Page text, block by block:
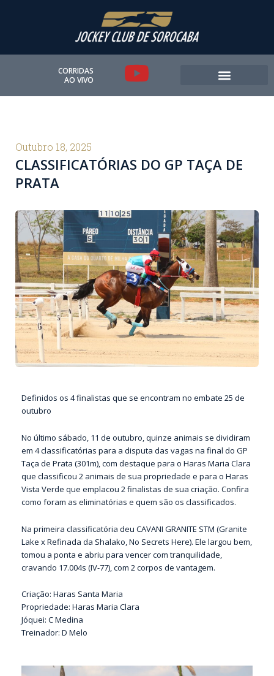
CORRIDAS
AO VIVO
Y
o
u
e
Outubro 18, 2025
CLASSIFICATÓRIAS DO GP TAÇA DE
PRATA
Definidos os 4 finalistas que se encontram no embate 25 de
outubro
No último sábado, 11 de outubro, quinze animais se dividiram
em 4 classificatórias para a disputa das vagas na final do GP
Taça de Prata (301m), com destaque para o Haras Maria Clara
que classificou 2 animais de sua propriedade e para o Haras
Vista Verde que emplacou 2 finalistas de sua criação. Confira
como foram as eliminatórias e quem são os classificados.
Na primeira classificatória deu CAVANI GRANITE STM (Granite
Lake x Refinada da Shalako, No Secrets Here). Ele largou bem,
tomou a ponta e abriu para vencer com tranquilidade,
cravando 17.004s (IV-77), com 2 corpos de vantagem.
Criação: Haras Santa Maria
Propriedade: Haras Maria Clara
Jóquei: C Medina
Treinador: D Melo